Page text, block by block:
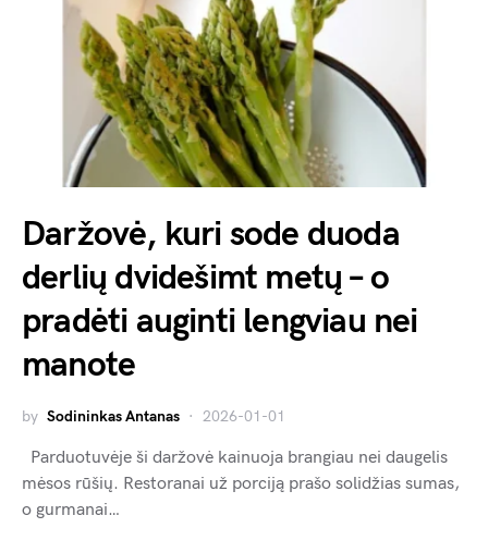
Daržovė, kuri sode duoda
derlių dvidešimt metų – o
pradėti auginti lengviau nei
manote
by Sodininkas Antanas 2026-01-01
Parduotuvėje ši daržovė kainuoja brangiau nei daugelis
mėsos rūšių. Restoranai už porciją prašo solidžias sumas,
o gurmanai…